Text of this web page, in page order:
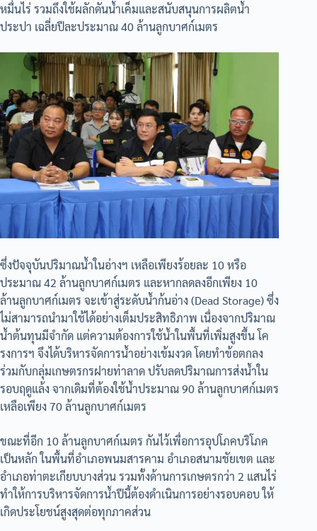
หมื่นไร่ รวมถึงใช้ผลักดันน้ำเค็มและสนับสนุนการผลิตน้ำ
ประปา เฉลี่ยปีละประมาณ 40 ล้านลูกบาศก์เมตร
ซึ่งปัจจุบันปริมาณน้ำในอ่างฯ เหลือเพียงร้อยละ 10 หรือ
ประมาณ 42 ล้านลูกบาศก์เมตร และหากลดลงอีกเพียง 10
ล้านลูกบาศก์เมตร จะเข้าสู่ระดับน้ำก้นอ่าง (Dead Storage) ซึ่ง
ไม่สามารถนำมาใช้ได้อย่างเต็มประสิทธิภาพ เนื่องจากปริมาณ
น้ำต้นทุนมีจำกัด แต่ความต้องการใช้น้ำในพื้นที่เพิ่มสูงขึ้น โค
รงการฯ จึงได้บริหารจัดการน้ำอย่างเข้มงวด โดยทำข้อตกลง
ร่วมกับกลุ่มเกษตรกรฝายท่าลาด ปรับลดปริมาณการส่งน้ำใน
รอบฤดูแล้ง จากเดิมที่ต้องใช้น้ำประมาณ 90 ล้านลูกบาศก์เมตร
เหลือเพียง 70 ล้านลูกบาศก์เมตร
ขณะที่อีก 10 ล้านลูกบาศก์เมตร กันไว้เพื่อการอุปโภคบริโภค
เป็นหลัก ในพื้นที่อำเภอพนมสารคาม อำเภอสนามชัยเขต และ
อำเภอท่าตะเกียบบางส่วน รวมทั้งด้านการเกษตรกว่า 2 แสนไร่
ทำให้การบริหารจัดการน้ำปีนี้ต้องดำเนินการอย่างรอบคอบ ให้
เกิดประโยชน์สูงสุดต่อทุกภาคส่วน